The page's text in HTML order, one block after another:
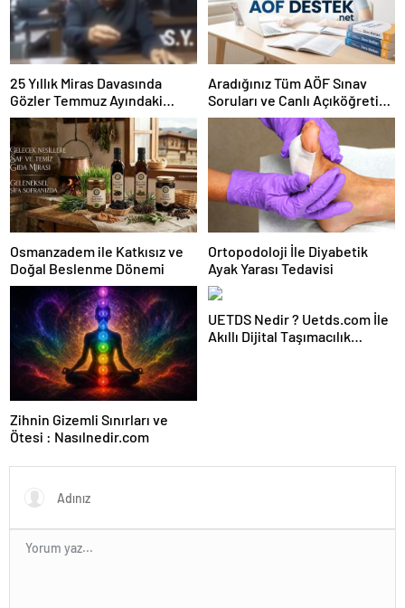
25 Yıllık Miras Davasında
Gözler Temmuz Ayındaki
Karar Duruşmasına Çevrildi
Aradığınız Tüm AÖF Sınav
Soruları ve Canlı Açıköğretim
Forumu Burada
Osmanzadem ile Katkısız ve
Doğal Beslenme Dönemi
Ortopodoloji İle Diyabetik
Ayak Yarası Tedavisi
Zihnin Gizemli Sınırları ve
Ötesi : Nasılnedir.com
UETDS Nedir ? Uetds.com İle
Akıllı Dijital Taşımacılık